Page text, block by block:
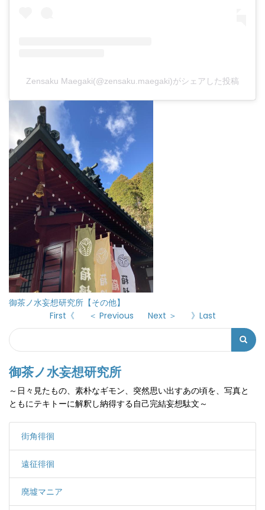
Zensaku Maegaki(@zensaku.maegaki)がシェアした投稿
御茶ノ水妄想研究所【その他】
First《
＜ Previous Next ＞ 》Last
検
索
フ
ォ
ー
ム
Search
御茶ノ水妄想研究所
～日々見たもの、素朴なギモン、突然思い出すあの頃を、写真と
ともにテキトーに解釈し納得する自己完結妄想駄文～
街角徘徊
遠征徘徊
廃墟マニア